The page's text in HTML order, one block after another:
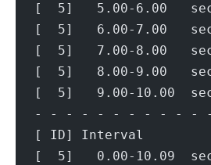
[  5]   5.00-6.00
[  5]   6.00-7.00
[  5]   7.00-8.00
[  5]   8.00-9.00
[  5]   9.00-
- - - - - - - - - - -
[ ID] Interval
[  5]   0.00-10.09